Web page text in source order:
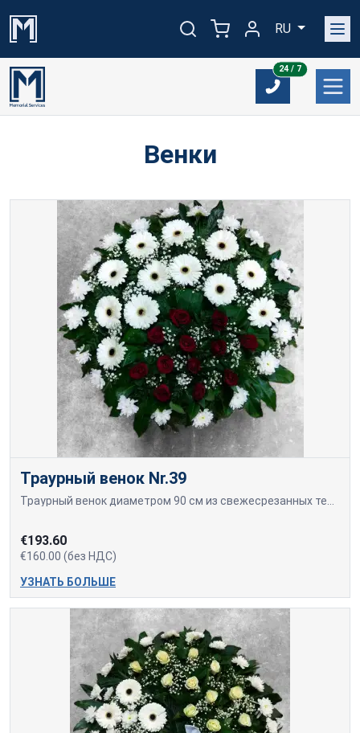
RU
24 / 724/7
Венки
Траурный венок Nr.39
€193.60
€160.00 (без НДС)
УЗНАТЬ БОЛЬШЕ